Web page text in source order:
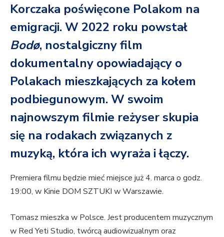
Korczaka poświęcone Polakom na
emigracji. W 2022 roku powstał
Bodø, nostalgiczny film
dokumentalny opowiadający o
Polakach mieszkających za kołem
podbiegunowym. W swoim
najnowszym filmie reżyser skupia
się na rodakach związanych z
muzyką, która ich wyraża i łączy.
Premiera filmu będzie mieć miejsce już 4. marca o godz.
19:00, w Kinie DOM SZTUKI w Warszawie.
Tomasz mieszka w Polsce. Jest producentem muzycznym
w Red Yeti Studio, twórcą audiowizualnym oraz